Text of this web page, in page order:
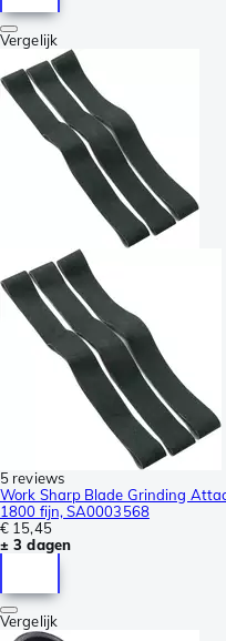
Vergelijk
5 reviews
Work Sharp Blade Grinding
1800 fijn, SA0003568
€ 15,45
± 3 dagen
Vergelijk